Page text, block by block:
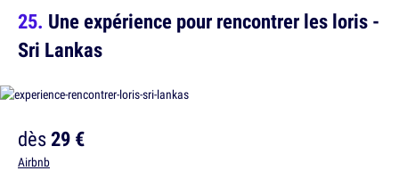
Une expérience pour rencontrer les loris -
Sri Lankas
dès29 €
Airbnb